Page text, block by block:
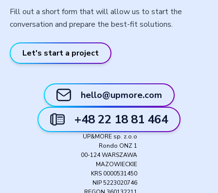
Fill out a short form that will allow us to start the
conversation and prepare the best-fit solutions.
Let's start a project
hello@upmore.com
+48 22 18 81 464
UP&MORE sp. z.o.o
Rondo ONZ 1
00-124 WARSZAWA
MAZOWIECKIE
KRS 0000531450
NIP 5223020746